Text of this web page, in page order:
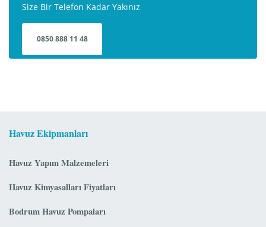
Size Bir Telefon Kadar Yakınız
0850 888 11 48
Havuz Ekipmanları
Havuz Yapım Malzemeleri
Havuz Kimyasalları Fiyatları
Bodrum Havuz Pompaları